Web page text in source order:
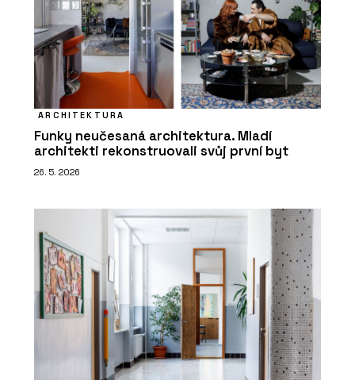
ARCHITEKTURA
Funky neučesaná architektura. Mladí
architekti rekonstruovali svůj první byt
26. 5. 2026